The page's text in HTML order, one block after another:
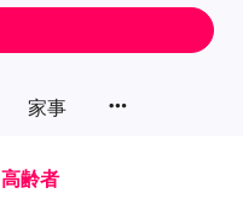
家事 more_horiz
高齢者